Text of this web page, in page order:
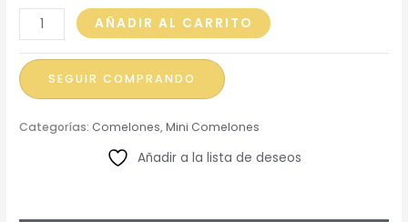
Mini
Comelón
Pulpo
cantidad
AÑADIR AL CARRITO
SEGUIR COMPRANDO
Categorías: Comelones,Mini Comelones
Añadir a la lista de deseos